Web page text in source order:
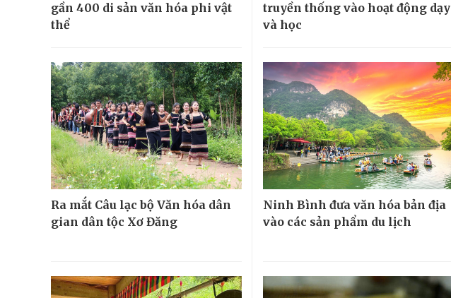
gần 400 di sản văn hóa phi vật
thể
truyền thống vào hoạt động dạy
và học
Ra mắt Câu lạc bộ Văn hóa dân
gian dân tộc Xơ Đăng
Ninh Bình đưa văn hóa bản địa
vào các sản phẩm du lịch